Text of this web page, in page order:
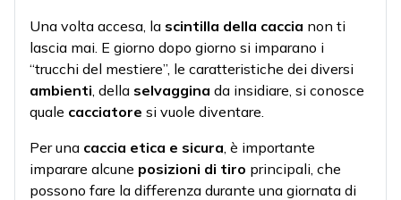
Una volta accesa, la scintilla della caccia non ti
lascia mai. E giorno dopo giorno si imparano i
“trucchi del mestiere”, le caratteristiche dei diversi
ambienti, della selvaggina da insidiare, si conosce
quale cacciatore si vuole diventare.
Per una caccia etica e sicura, è importante
imparare alcune posizioni di tiro principali, che
possono fare la differenza durante una giornata di